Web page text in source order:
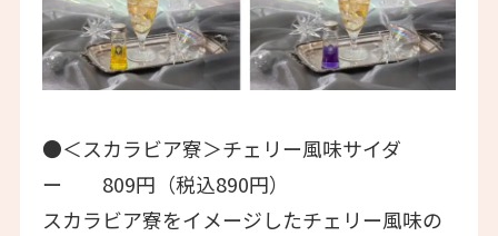
●＜スカラビア寮＞チェリー風味サイダ
ー 809円（税込890円）
スカラビア寮をイメージしたチェリー風味の